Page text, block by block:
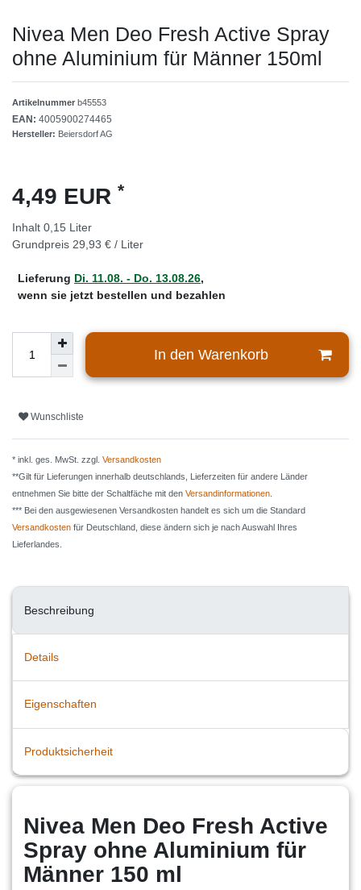
Nivea Men Deo Fresh Active Spray
ohne Aluminium für Männer 150ml
Artikelnummer b45553
EAN: 4005900274465
Hersteller: Beiersdorf AG
4,49 EUR *
Inhalt 0,15 Liter
Grundpreis 29,93 € / Liter
Lieferung Di. 11.08. - Do. 13.08.26,
wenn sie jetzt bestellen und bezahlen
In den Warenkorb
Wunschliste
* inkl. ges. MwSt. zzgl. Versandkosten
**Gilt für Lieferungen innerhalb deutschlands, Lieferzeiten für andere Länder
entnehmen Sie bitte der Schaltfäche mit den Versandinformationen
*** Bei den ausgewiesenen Versandkosten handelt es sich um die Standard
Versandkosten für Deutschland, diese ändern sich je nach Auswahl Ihres
Lieferlandes.
Beschreibung
Details
Eigenschaften
Produktsicherheit
Nivea Men Deo Fresh Active
Spray ohne Aluminium für
Männer 150 ml